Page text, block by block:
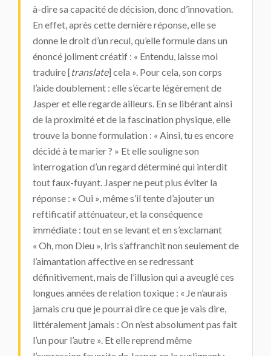
à-dire sa capacité de décision, donc d’innovation.
En effet, après cette dernière réponse, elle se
donne le droit d’un recul, qu’elle formule dans un
énoncé joliment créatif : « Entendu, laisse moi
traduire [translate] cela ». Pour cela, son corps
l’aide doublement : elle s’écarte légèrement de
Jasper et elle regarde ailleurs. En se libérant ainsi
de la proximité et de la fascination physique, elle
trouve la bonne formulation : « Ainsi, tu es encore
décidé à te marier ? » Et elle souligne son
interrogation d’un regard déterminé qui interdit
tout faux-fuyant. Jasper ne peut plus éviter la
réponse : « Oui », même s’il tente d’ajouter un
reftificatif atténuateur, et la conséquence
immédiate : tout en se levant et en s’exclamant
« Oh, mon Dieu », Iris s’affranchit non seulement de
l’aimantation affective en se redressant
définitivement, mais de l’illusion qui a aveuglé ces
longues années de relation toxique : « Je n’aurais
jamais cru que je pourrai dire ce que je vais dire,
littéralement jamais : On n’est absolument pas fait
l’un pour l’autre ». Et elle reprend même